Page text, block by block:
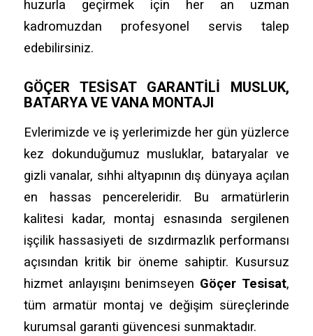
huzurla geçirmek için her an uzman
kadromuzdan profesyonel servis talep
edebilirsiniz.
GÖÇER TESISAT GARANTILI MUSLUK,
BATARYA VE VANA MONTAJI
Evlerimizde ve iş yerlerimizde her gün yüzlerce
kez dokunduğumuz musluklar, bataryalar ve
gizli vanalar, sıhhi altyapının dış dünyaya açılan
en hassas pencereleridir. Bu armatürlerin
kalitesi kadar, montaj esnasında sergilenen
işçilik hassasiyeti de sızdırmazlık performansı
açısından kritik bir öneme sahiptir. Kusursuz
hizmet anlayışını benimseyen Göçer Tesisat,
tüm armatür montaj ve değişim süreçlerinde
kurumsal garanti güvencesi sunmaktadır.